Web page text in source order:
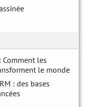
Comment les
le monde
: des bases